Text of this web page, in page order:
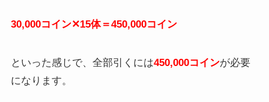
30,000コイン✕15体＝450,000コイン
といった感じで、全部引くには450,000コインが必要
になります。